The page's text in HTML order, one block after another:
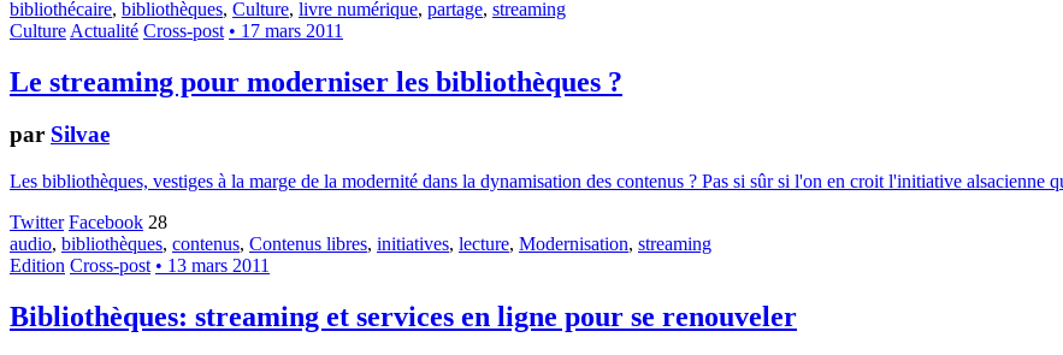
bibliothécaire, bibliothèques, Culture, livre numérique, partage, streaming
Culture Actualité Cross-post • 17 mars 2011
Le streaming pour moderniser les bibliothèques ?
par Silvae
Les bibliothèques, vestiges à la marge de la modernité dans la dynamisation des contenus ? Pas si sûr si l'on en croit l'initiative alsacienne
Twitter Facebook 28
audio, bibliothèques, contenus, Contenus libres, initiatives, lecture, Modernisation, streaming
Edition Cross-post • 13 mars 2011
Bibliothèques: streaming et services en ligne pour se renouveler